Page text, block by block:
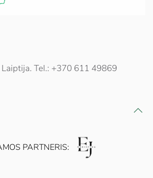
Tel.: +370 611 49869
PARTNERIS: